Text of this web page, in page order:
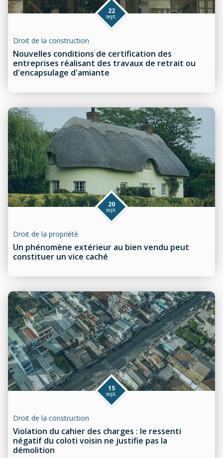
Nouvelles conditions de certification des
entreprises réalisant des travaux de retrait ou
d'encapsulage d'amiante
22
sept.
Droit de la construction
Un phénomène extérieur au bien vendu peut
constituer un vice caché
20
sept.
Droit de la propriété
Violation du cahier des charges : le ressenti
négatif du coloti voisin ne justifie pas la
démolition
15
sept.
Droit de la construction